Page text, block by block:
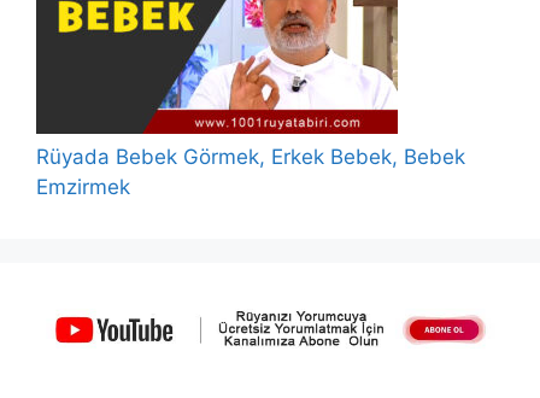
Rüyada Bebek Görmek, Erkek Bebek, Bebek
Emzirmek